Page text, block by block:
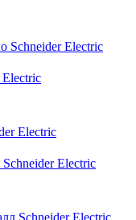
Electric
Electric